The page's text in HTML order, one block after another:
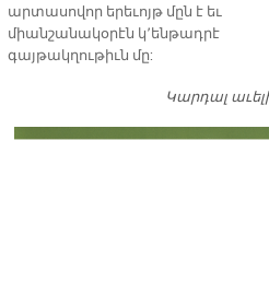
արտասովոր երեւոյթ մըն է եւ
միանշանակօրէն կ՚ենթադրէ
գայթակղութիւն մը:
Կարդալ